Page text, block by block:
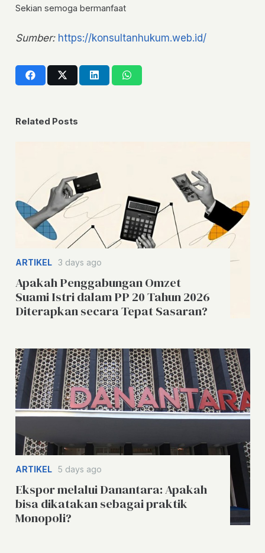
Sekian semoga bermanfaat
Sumber: https://konsultanhukum.web.id/
Related Posts
ARTIKEL 3 days ago
Apakah Penggabungan Omzet
Suami Istri dalam PP 20 Tahun 2026
Diterapkan secara Tepat Sasaran?
ARTIKEL 5 days ago
Ekspor melalui Danantara: Apakah
bisa dikatakan sebagai praktik
Monopoli?